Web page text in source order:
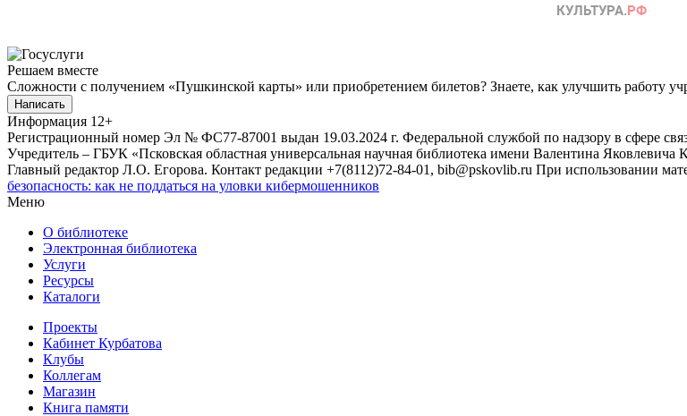
Решаем вместе
Сложности с получением «Пушкинской карты» или приобретением билетов? Знаете, как улучшить работу
Написать
Информация 12+
Регистрационный номер Эл № ФС77-87001 выдан 19.03.2024 г. Федеральной службой по надзору в сфере
Учредитель – ГБУК «Псковская областная универсальная научная библиотека имени Валентина Яковлевича
Главный редактор Л.О. Егорова. Контакт редакции +7(8112)72-84-01, bib@pskovlib.ru При использовании
безопасность: как не поддаться на уловки кибермошенников
Меню
О библиотеке
Электронная библиотека
Услуги
Ресурсы
Каталоги
Проекты
Кабинет Курбатова
Клубы
Коллегам
Магазин
Книга памяти